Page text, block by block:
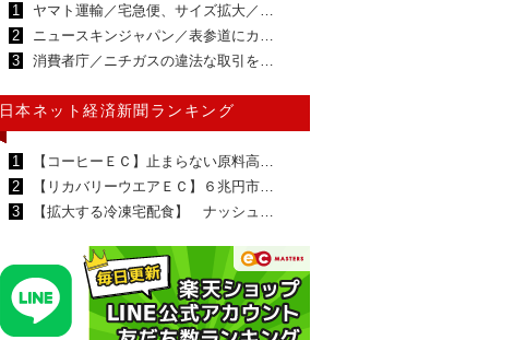
1
ヤマト運輸／宅急便、サイズ拡大／…
2
ニュースキンジャパン／表参道にカ…
3
消費者庁／ニチガスの違法な取引を…
日本ネット経済新聞ランキング
1
【コーヒーＥＣ】止まらない原料高…
2
【リカバリーウエアＥＣ】６兆円市…
3
【拡大する冷凍宅配食】 ナッシュ…